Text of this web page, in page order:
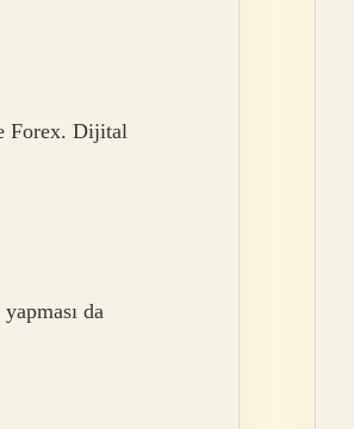
Forex. Dijital
da